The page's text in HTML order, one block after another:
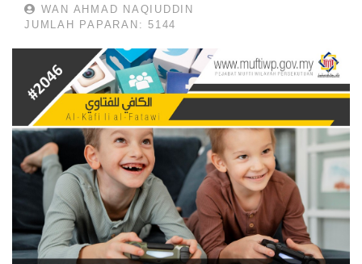
WAN AHMAD NAQIUDDIN
JUMLAH PAPARAN: 5144